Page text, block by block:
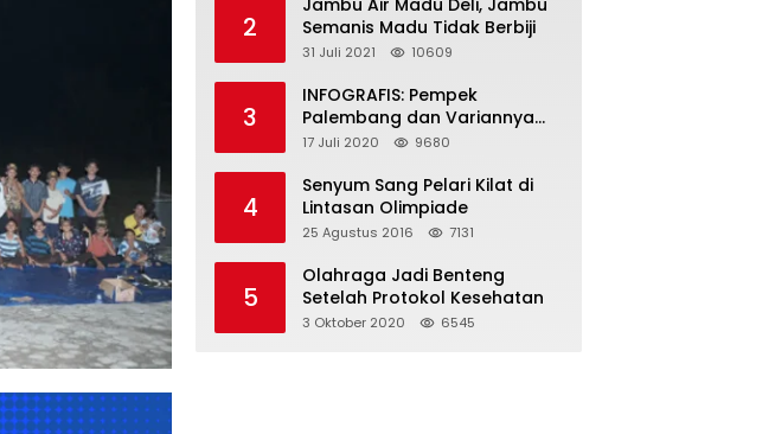
2
Jambu Air Madu Deli, Jambu
Semanis Madu Tidak Berbiji
31 Juli 2021 10609
3
INFOGRAFIS: Pempek
Palembang dan Variannya
yang Melegenda
17 Juli 2020 9680
4
Senyum Sang Pelari Kilat di
Lintasan Olimpiade
25 Agustus 2016 7131
5
Olahraga Jadi Benteng
Setelah Protokol Kesehatan
3 Oktober 2020 6545